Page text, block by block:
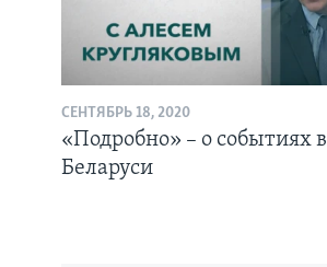
СЕНТЯБРЬ 18, 2020
«Подробно» – о событиях в
Беларуси